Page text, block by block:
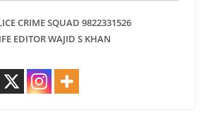
CRIME SQUAD 9822331526
EDITOR WAJID S KHAN